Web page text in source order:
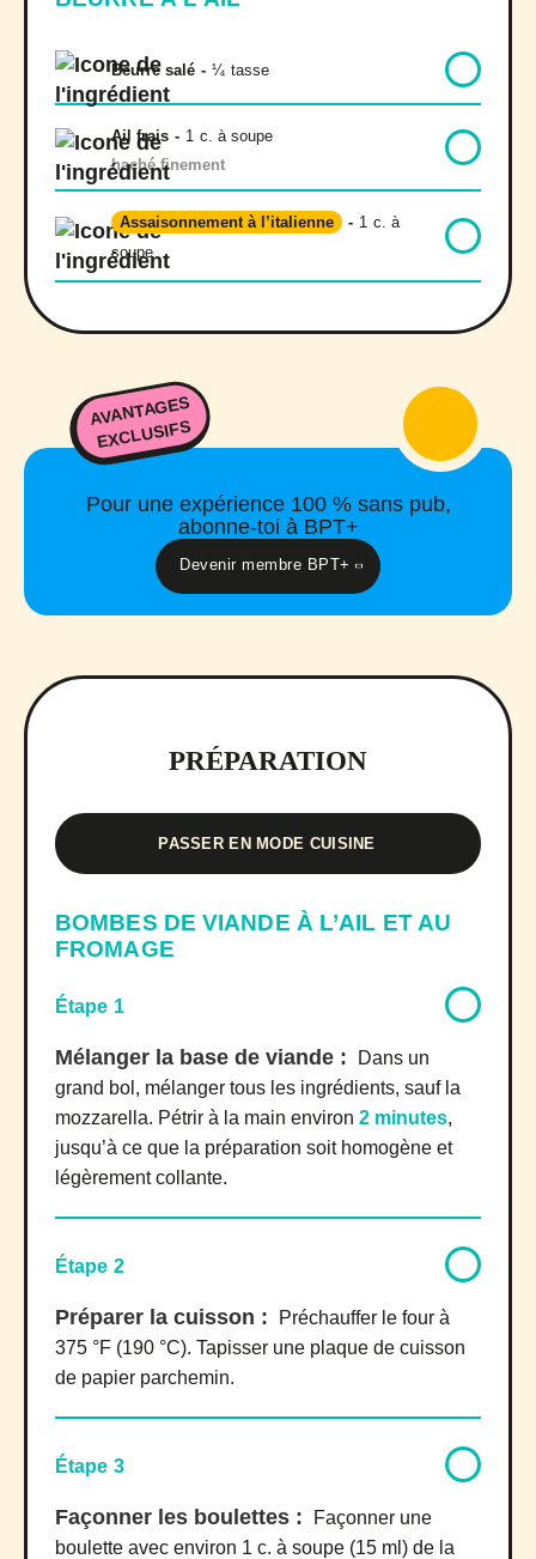
Beurre salé - ¼ tasse
Ail frais - 1 c. à soupe
haché finement
Assaisonnement à l’italienne - 1 c. à
soupe
AVANTAGES
EXCLUSIFS
Pour une expérience 100 % sans pub,
abonne-toi à BPT+
Devenir membre BPT+
PRÉPARATION
PASSER EN MODE CUISINE
BOMBES DE VIANDE À L’AIL ET AU
FROMAGE
Étape 1
Mélanger la base de viande :
Dans un
grand bol, mélanger tous les ingrédients, sauf la
mozzarella. Pétrir à la main environ 2 minutes,
jusqu’à ce que la préparation soit homogène et
légèrement collante.
Étape 2
Préparer la cuisson :
Préchauffer le four à
375 °F (190 °C). Tapisser une plaque de cuisson
de papier parchemin.
Étape 3
Façonner les boulettes :
Façonner une
boulette avec environ 1 c. à soupe (15 ml) de la